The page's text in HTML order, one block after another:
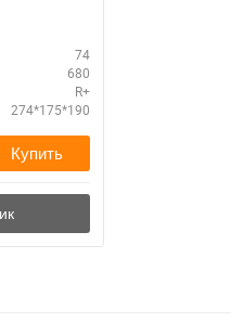
74
680
R+
274*175*190
Купить